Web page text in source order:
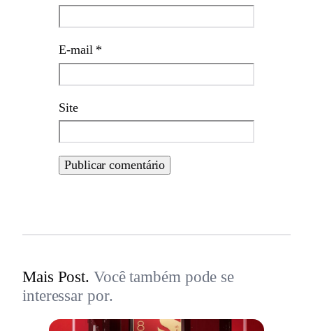
E-mail *
Site
Mais Post. Você também pode se
interessar por.